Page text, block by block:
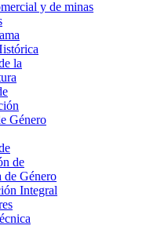
y de minas
la
Género
de
de Género
Integral